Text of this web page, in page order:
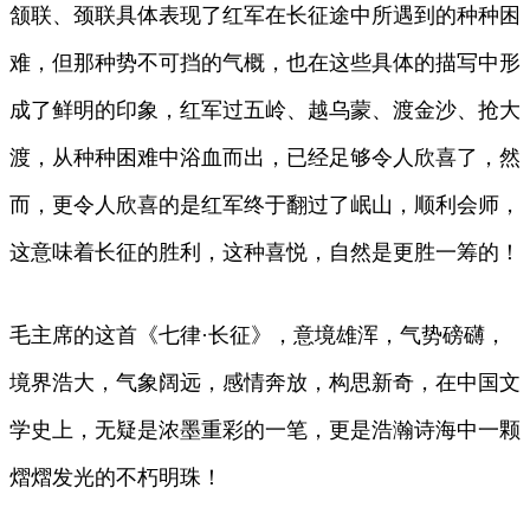
颔联、颈联具体表现了红军在长征途中所遇到的种种困
难，但那种势不可挡的气概，也在这些具体的描写中形
成了鲜明的印象，红军过五岭、越乌蒙、渡金沙、抢大
渡，从种种困难中浴血而出，已经足够令人欣喜了，然
而，更令人欣喜的是红军终于翻过了岷山，顺利会师，
这意味着长征的胜利，这种喜悦，自然是更胜一筹的！
毛主席的这首《七律·长征》，意境雄浑，气势磅礴，
境界浩大，气象阔远，感情奔放，构思新奇，在中国文
学史上，无疑是浓墨重彩的一笔，更是浩瀚诗海中一颗
熠熠发光的不朽明珠！